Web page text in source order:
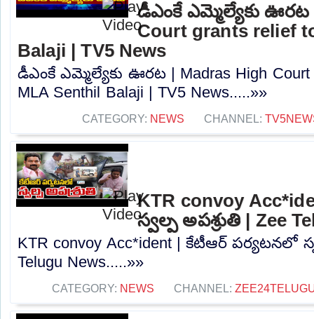
డీఎంకే ఎమ్మెల్యేకు ఊరట
Court grants relief
Balaji | TV5 News
డీఎంకే ఎమ్మెల్యేకు ఊరట | Madras High Court
MLA Senthil Balaji | TV5 News.....»»
CATEGORY: NEWS CHANNEL:
KTR convoy
స్వల్ప అపశ్రుతి | Zee
KTR convoy Acc*ident | కేటీఆర్‌ పర్యటనలో
Telugu News.....»»
CATEGORY: NEWS CHANNEL: